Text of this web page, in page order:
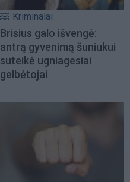
Kriminalai
Brisius galo išvengė:
antrą gyvenimą šuniukui
suteikė ugniagesiai
gelbėtojai